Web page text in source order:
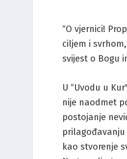
“O vjernici!
ciljem i
svijest o Bogu
U “Uvodu u
nije naodmet
postojanje
kao stvorenje